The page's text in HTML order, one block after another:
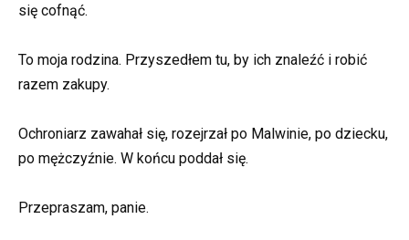
się cofnąć.
To moja rodzina. Przyszedłem tu, by ich znaleźć i robić
razem zakupy.
Ochroniarz zawahał się, rozejrzał po Malwinie, po dziecku,
po mężczyźnie. W końcu poddał się.
Przepraszam, panie.